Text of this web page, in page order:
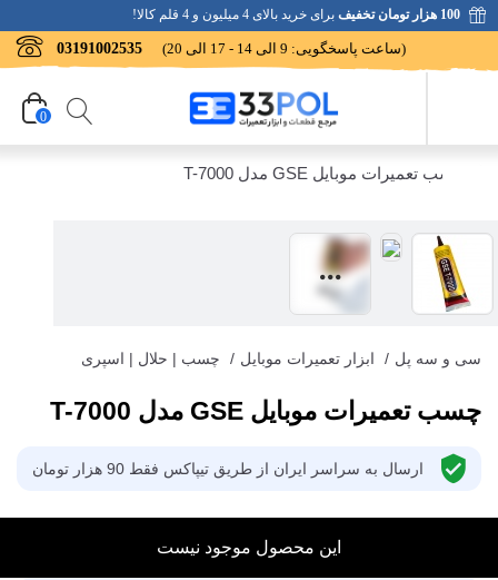
100 هزار تومان تخفیف برای خرید بالای 4 میلیون و 4 قلم کالا!
03191002535 (ساعت پاسخگویی: 9 الی 14 - 17 الی 20)
0
سی و سه پل / ابزار تعمیرات موبایل / چسب | حلال | اسپری
چسب تعمیرات موبایل GSE مدل T-7000
ارسال به سراسر ایران از طریق تیپاکس فقط 90 هزار تومان
این محصول موجود نیست